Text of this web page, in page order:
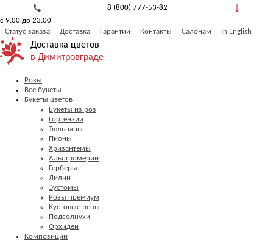
8 (800) 777-53-82
с 9:00 до 23:00
Статус заказа
Доставка Гарантии Контакты Салонам In English
Доставка цветов
в Димитровграде
Розы
Все букеты
Букеты цветов
Букеты из роз
Гортензии
Тюльпаны
Пионы
Хризантемы
Альстромерии
Герберы
Лилии
Эустомы
Розы премиум
Кустовые розы
Подсолнухи
Орхидеи
Композиции